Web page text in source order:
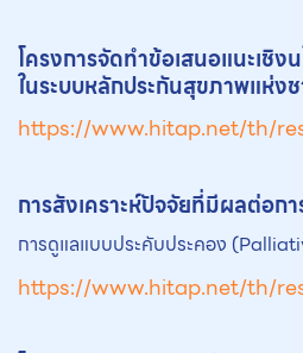
โครงการจัดทำข้อเสนอแนะเชิ
ในระบบหลักประกันสุขภาพแห่ง
https://www.hitap.net/th/
การสังเคราะห์ปัจจัยที่มีผลต่อกา
การดูแลแบบประคับประคอง
https://www.hitap.net/th/